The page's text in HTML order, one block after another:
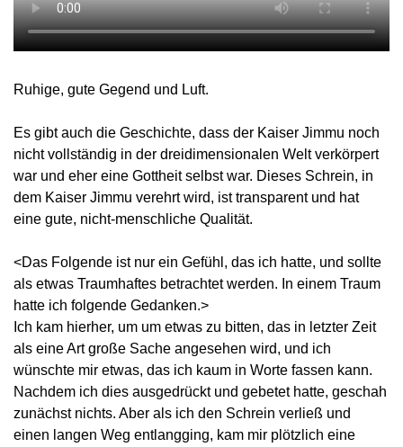
Ruhige, gute Gegend und Luft.
Es gibt auch die Geschichte, dass der Kaiser Jimmu noch
nicht vollständig in der dreidimensionalen Welt verkörpert
war und eher eine Gottheit selbst war. Dieses Schrein, in
dem Kaiser Jimmu verehrt wird, ist transparent und hat
eine gute, nicht-menschliche Qualität.
<Das Folgende ist nur ein Gefühl, das ich hatte, und sollte
als etwas Traumhaftes betrachtet werden. In einem Traum
hatte ich folgende Gedanken.>
Ich kam hierher, um um etwas zu bitten, das in letzter Zeit
als eine Art große Sache angesehen wird, und ich
wünschte mir etwas, das ich kaum in Worte fassen kann.
Nachdem ich dies ausgedrückt und gebetet hatte, geschah
zunächst nichts. Aber als ich den Schrein verließ und
einen langen Weg entlangging, kam mir plötzlich eine